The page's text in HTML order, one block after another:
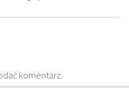
komentarz.